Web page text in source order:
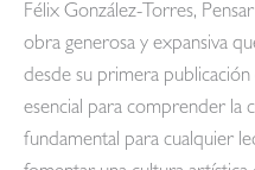
Félix González-Torres,
obra generosa y expansiva
desde su primera
esencial para comprender la
fundamental para cualquier